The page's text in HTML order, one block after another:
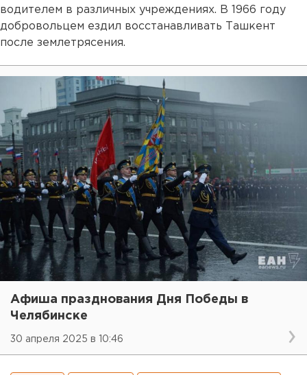
водителем в различных учреждениях. В 1966 году
добровольцем ездил восстанавливать Ташкент
после землетрясения.
Афиша празднования Дня Победы в
Челябинске
30 апреля 2025 в 10:46